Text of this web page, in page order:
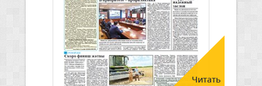
Читать